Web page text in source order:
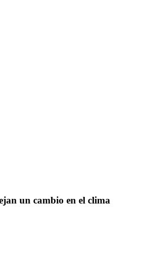
un cambio en el clima